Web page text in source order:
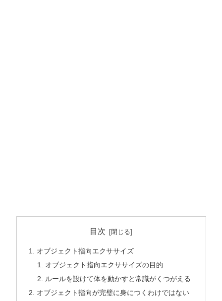
目次
オブジェクト指向エクササイズ
オブジェクト指向エクササイズの目的
ルールを設けて体を動かすと常識がくつがえる
オブジェクト指向が完璧に身につくわけではない